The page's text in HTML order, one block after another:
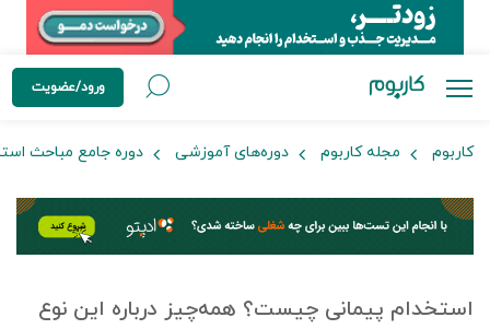
ورود/عضویت
کاربوم مجله کاربوم دوره‌های آموزشی دوره جامع مباحث
استخدام پیمانی چیست؟ همه‌چیز درباره این نوع